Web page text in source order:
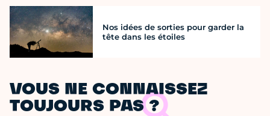
Nos idées de sorties pour garder la
tête dans les étoiles
VOUS NE CONNAISSEZ
TOUJOURS PAS ?